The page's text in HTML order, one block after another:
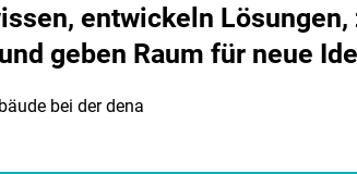
entwickeln
geben Raum für neue
bei der dena